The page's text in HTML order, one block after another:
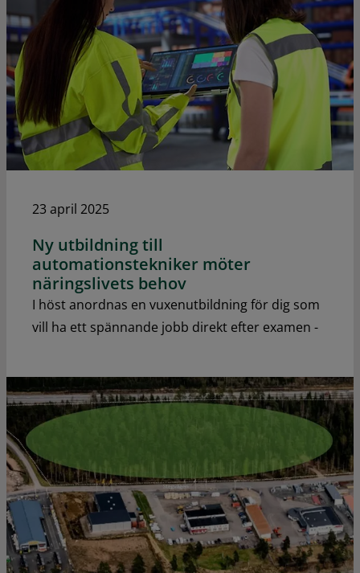
23 april 2025
Ny utbildning till
automationstekniker möter
näringslivets behov
I höst anordnas en vuxenutbildning för dig som
vill ha ett spännande jobb direkt efter examen -